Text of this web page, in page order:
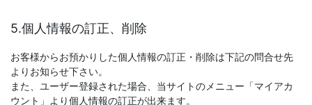
5.個人情報の訂正、削除
お客様からお預かりした個人情報の訂正・削除は下記の問合せ先
よりお知らせ下さい。
また、ユーザー登録された場合、当サイトのメニュー「マイアカ
ウント」より個人情報の訂正が出来ます。